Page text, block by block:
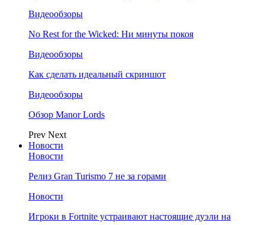
Видеообзоры
No Rest for the Wicked: Ни минуты покоя
Видеообзоры
Как сделать идеальный скриншот
Видеообзоры
Обзор Manor Lords
Prev Next
Новости
Новости
Релиз Gran Turismo 7 не за горами
Новости
Игроки в Fortnite устраивают настоящие дуэли на